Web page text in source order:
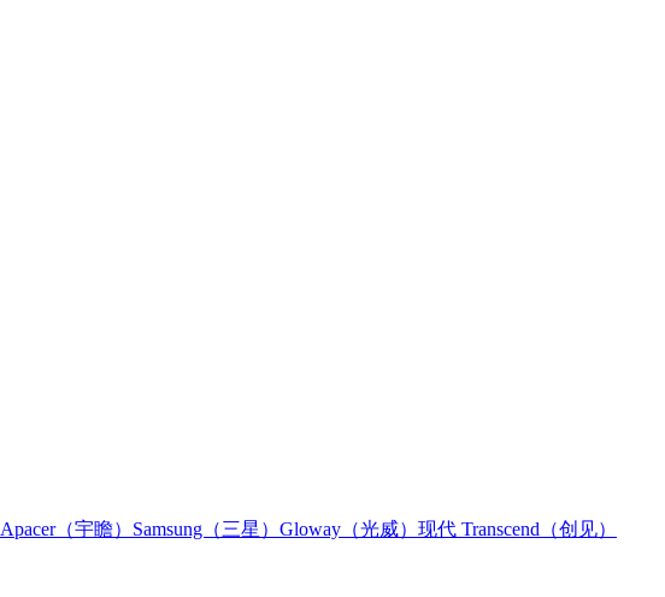
Apacer（宇瞻） Samsung（三星） Gloway（光威） 现代 Transcend（创见）